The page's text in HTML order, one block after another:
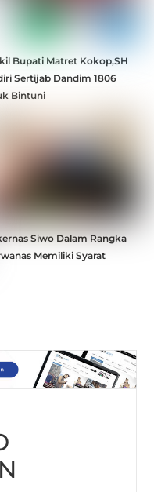
Bupati Matret Kokop,SH
Sertijab Dandim 1806
Bintuni
Siwo Dalam Rangka
Memiliki Syarat